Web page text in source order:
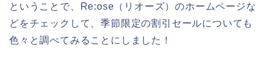
ということで、Re:ose（リオーズ）のホームページな
どをチェックして、季節限定の割引セールについても
色々と調べてみることにしました！